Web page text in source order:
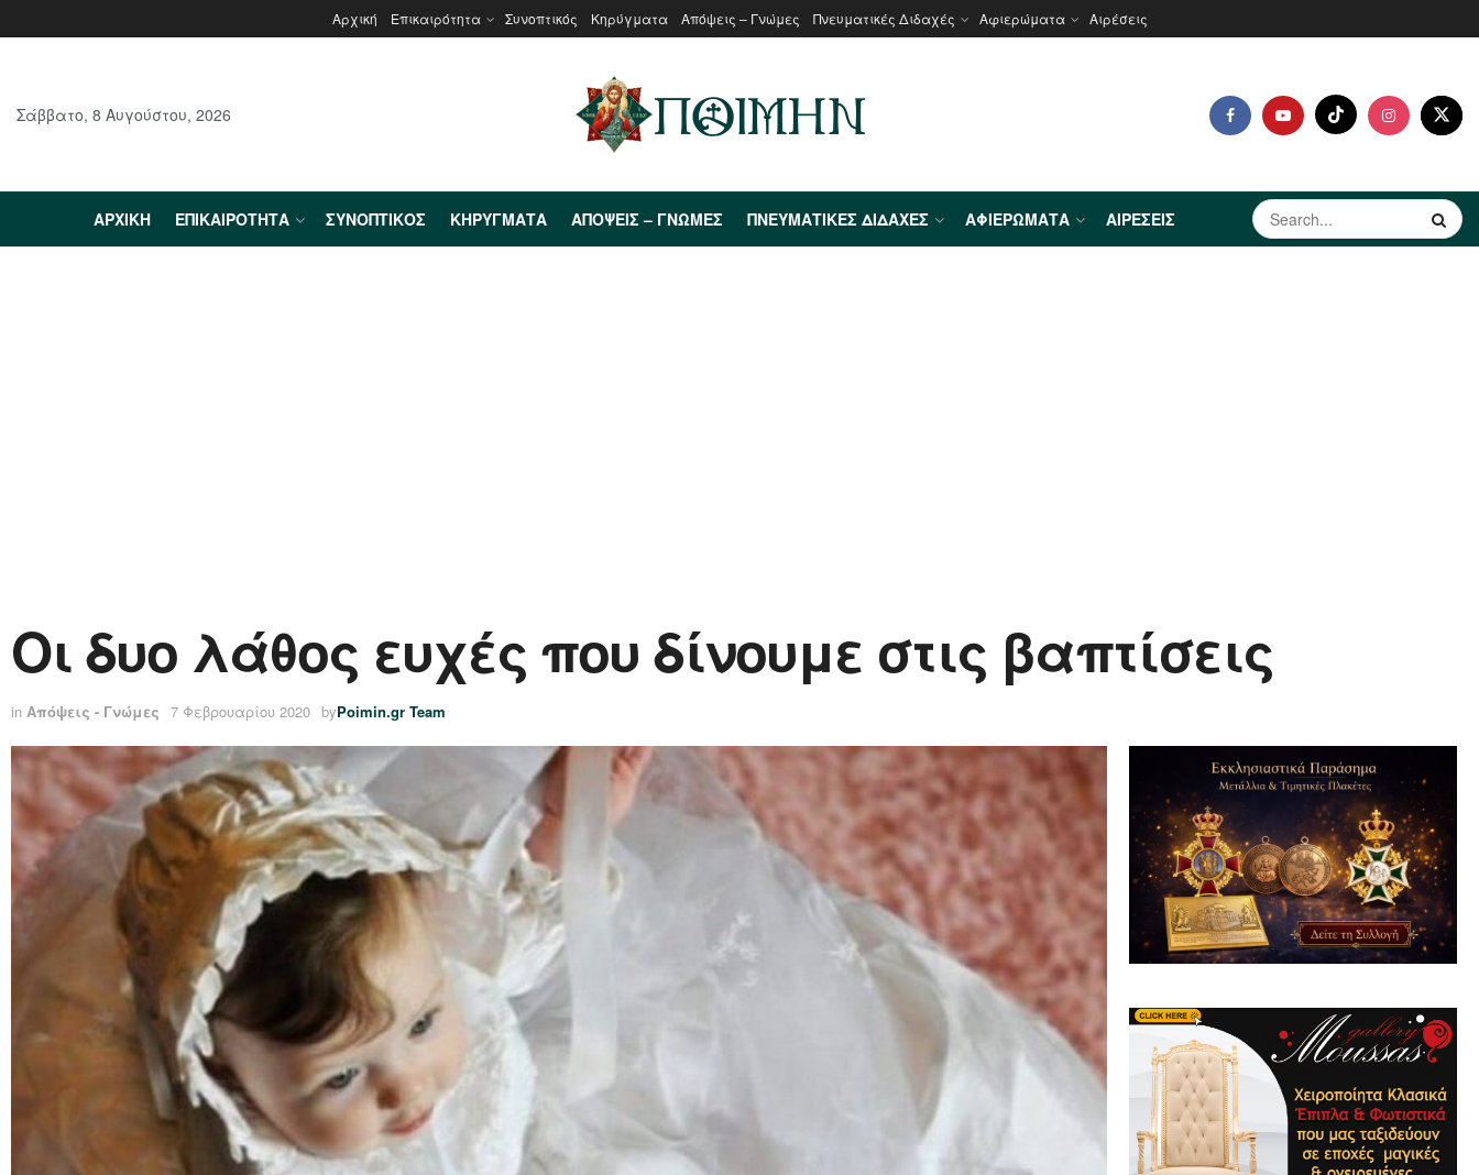
Αρχική Επικαιρότητα Συνοπτικός Κηρύγματα Απόψεις – Γνώμες Πνευματικές Διδαχές Αφιερώματα Αιρέσεις
Σάββατο, 8 Αυγούστου, 2026
ΑΡΧΙΚΉ ΕΠΙΚΑΙΡΌΤΗΤΑ ΣΥΝΟΠΤΙΚΌΣ ΚΗΡΎΓΜΑΤΑ ΑΠΌΨΕΙΣ – ΓΝΏΜΕΣ ΠΝΕΥΜΑΤΙΚΈΣ ΔΙΔΑΧΈΣ ΑΦΙΕΡΏΜΑΤΑ ΑΙΡΈΣΕΙΣ
Οι δυο λάθος ευχές που δίνουμε στις βαπτίσεις
in Απόψεις - Γνώμες 7 Φεβρουαρίου 2020 byPoimin.gr Team